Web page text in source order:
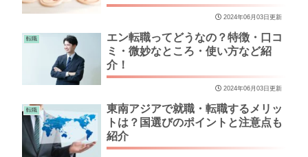
2024年06月03日更新
転職
エン転職ってどうなの？特徴・口コ
ミ・微妙なところ・使い方など紹
介！
2024年06月03日更新
転職
東南アジアで就職・転職するメリッ
トは？国選びのポイントと注意点も
紹介